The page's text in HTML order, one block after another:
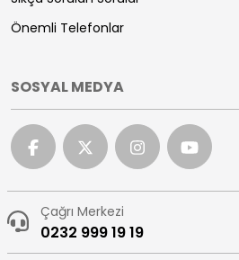
Önemli Telefonlar
SOSYAL MEDYA
Çağrı Merkezi
0232 999 19 19